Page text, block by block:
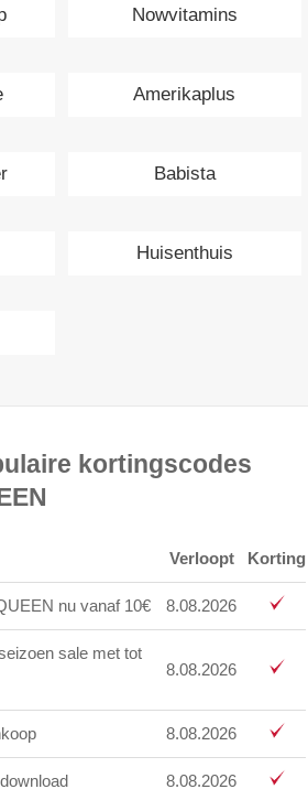
Nowvitamins
Amerikaplus
Babista
Huisenthuis
kortingscodes
Verloopt Korting
nu vanaf 10€ 8.08.2026
sale met tot
8.08.2026
8.08.2026
8.08.2026